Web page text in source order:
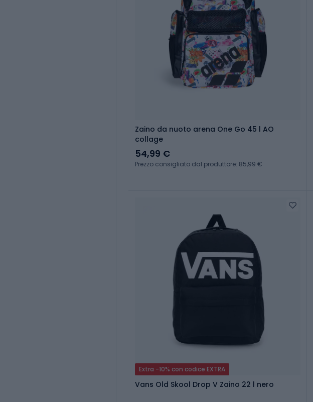
Zaino da nuoto arena One Go 45 l AO
collage
54,99 €
Prezzo consigliato dal produttore: 85,99 €
Extra -10% con codice EXTRA
Vans Old Skool Drop V Zaino 22 l nero